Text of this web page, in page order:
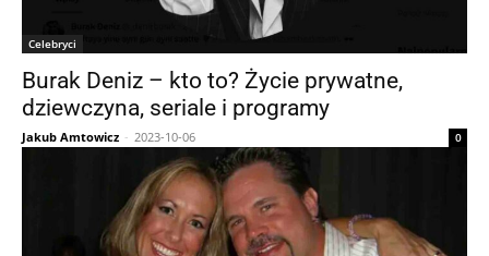
Celebryci
Burak Deniz – kto to? Życie prywatne,
dziewczyna, seriale i programy
Jakub Amtowicz - 2023-10-06 0